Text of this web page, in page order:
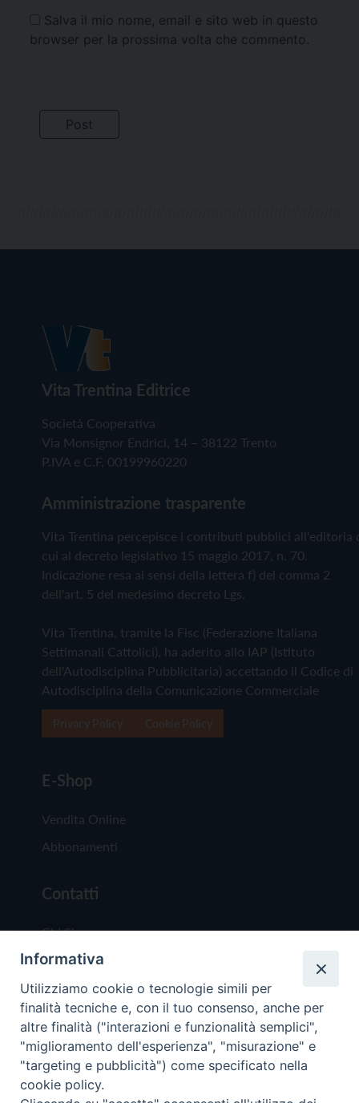
Salva il mio nome, email e sito web in questo
browser per la prossima volta che commento.
Vita Trentina Editrice
Società Cooperativa
Via Monsignor Endrici, 14 – 38122 Trento
P.IVA e C.F. 00199960220
Amministrazione trasparente
Vita Trentina percepisce i contributi pubblici all'editoria
cui al decreto legislativo 15 maggio 2017, n. 70.
Indicazione resa ai sensi della lettera f) del comma 2
dell'art. 5 del medesimo decreto Lgs.
Vita Trentina, tramite la Fisc (Federazione Italiana
Settimanali Cattolici), ha aderito allo IAP (Istituto
dell'Autodisciplina Pubblicitaria) accettando il Codice di
Autodisciplina della Comunicazione Commerciale
E-Shop
Vendita Online
Abbonamenti
Contatti
Chi Siamo
Redazione
Scrivici
Copyright © 2019 - Tutti i diritti riservati - Vita
Informativa
Utilizziamo cookie o tecnologie simili per
finalità tecniche e, con il tuo consenso, anche per
altre finalità ("interazioni e funzionalità semplici",
"miglioramento dell'esperienza", "misurazione" e
"targeting e pubblicità") come specificato nella
cookie policy.